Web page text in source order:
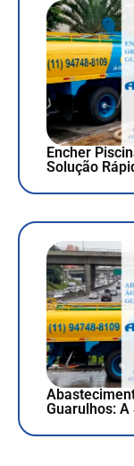
Encher
Solução
Guarulhos: